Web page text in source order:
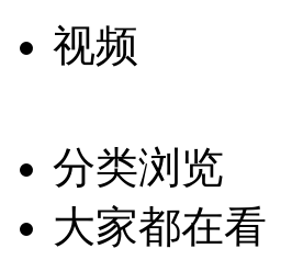
视频
分类浏览
大家都在看